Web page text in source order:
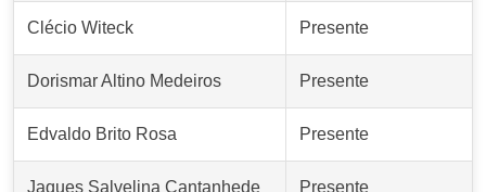
Clécio Witeck Presente
Dorismar Altino Medeiros Presente
Edvaldo Brito Rosa Presente
Jaques Salvelina Cantanhede Presente